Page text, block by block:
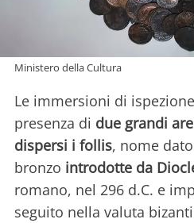
Ministero della Cultura
Le immersioni di
presenza di due grandi
dispersi i follis, nome
bronzo introdotte da
romano, nel 296 d.C. e
seguito nella valuta